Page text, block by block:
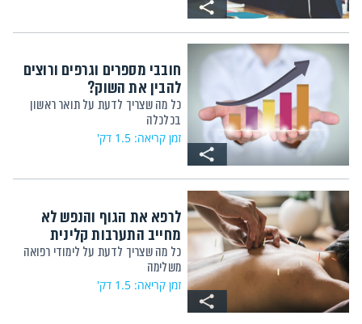
חובבי מספרים וגרפים ורוצים
להבין את השוק?
כל מה שצריך לדעת על תואר ראשון
בכלכלה
זמן קריאה: 1.5 דק'
לרפא את הגוף והנפש לא
מחייב התערבות קלינית
כל מה שצריך לדעת על לימודי רפואה
משלימה
זמן קריאה: 1.5 דק'